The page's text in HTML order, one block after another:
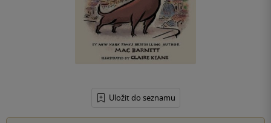
Uložit do seznamu